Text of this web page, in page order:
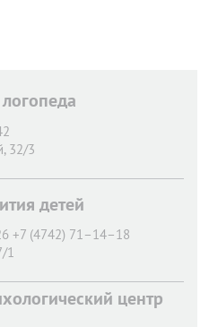
32/3
детей
+7 (4742) 71–14–18
1
центр